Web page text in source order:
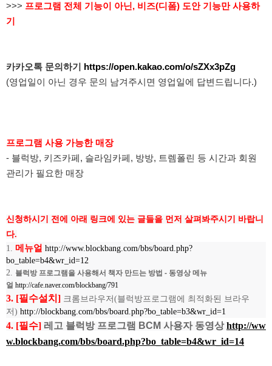
>>> 프로그램 전체 기능이 아닌, 비즈(디폼) 도안 기능만 사용하
기
카카오톡 문의하기
https://open.kakao.com/o/sZXx3pZg
(영업일이 아닌 경우 문의 남겨주시면 영업일에 답변드립니다.)
프로그램 사용 가능한 매장
- 블럭방, 키즈카페, 슬라임카페, 방방, 트렘폴린 등 시간과 회원
관리가 필요한 매장
신청하시기 전에 아래 링크에 있는 글들을 먼저 살펴봐주시기 바랍니
다.
1. 메뉴얼 http://www.blockbang.com/bbs/board.php?
bo_table=b4&wr_id=12
2. 블럭방 프로그램을 사용해서 책자 만드는 방법 - 동영상 메뉴
얼 http://cafe.naver.com/blockbang/791
3. [필수설치] 크롬브라우저(블럭방프로그램에 최적화된 브라우
저) http://blockbang.com/bbs/board.php?bo_table=b3&wr_id=1
4. [필수] 레고 블럭방 프로그램 BCM 사용자 동영상 http://ww
w.blockbang.com/bbs/board.php?bo_table=b4&wr_id=14